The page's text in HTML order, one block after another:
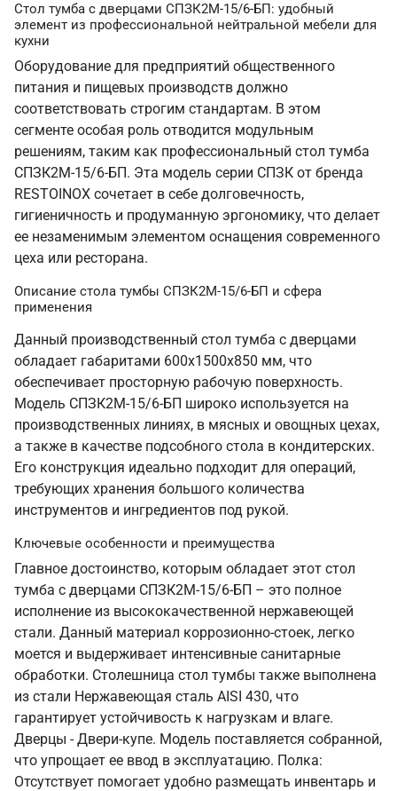
Стол тумба с дверцами СПЗК2М-15/6-БП: удобный
элемент из профессиональной нейтральной мебели для
кухни
Оборудование для предприятий общественного
питания и пищевых производств должно
соответствовать строгим стандартам. В этом
сегменте особая роль отводится модульным
решениям, таким как профессиональный стол тумба
СПЗК2М-15/6-БП. Эта модель серии СПЗК от бренда
RESTOINOX сочетает в себе долговечность,
гигиеничность и продуманную эргономику, что делает
ее незаменимым элементом оснащения современного
цеха или ресторана.
Описание стола тумбы СПЗК2М-15/6-БП и сфера
применения
Данный производственный стол тумба с дверцами
обладает габаритами 600х1500х850 мм, что
обеспечивает просторную рабочую поверхность.
Модель СПЗК2М-15/6-БП широко используется на
производственных линиях, в мясных и овощных цехах,
а также в качестве подсобного стола в кондитерских.
Его конструкция идеально подходит для операций,
требующих хранения большого количества
инструментов и ингредиентов под рукой.
Ключевые особенности и преимущества
Главное достоинство, которым обладает этот стол
тумба с дверцами СПЗК2М-15/6-БП – это полное
исполнение из высококачественной нержавеющей
стали. Данный материал коррозионно-стоек, легко
моется и выдерживает интенсивные санитарные
обработки. Столешница стол тумбы также выполнена
из стали Нержавеющая сталь AISI 430, что
гарантирует устойчивость к нагрузкам и влаге.
Дверцы - Двери-купе. Модель поставляется собранной,
что упрощает ее ввод в эксплуатацию. Полка:
Отсутствует помогает удобно размещать инвентарь и